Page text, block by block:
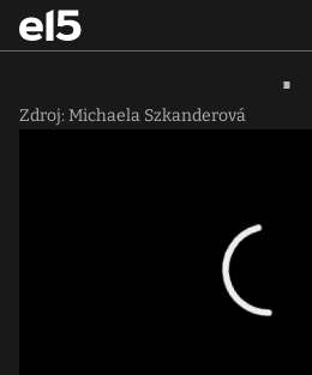
Zdroj: Michaela Szkanderová